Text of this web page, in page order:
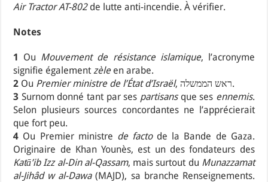
Air Tractor AT-802de lutte anti-incendie. À vérifier.
Notes
1 Ou Mouvement de résistance islamique, l’acronyme
signifie également zèleen arabe.
2 Ou Premier ministre de l’État d’Israël
, ראש הממשלה.
3 Surnom donné tant par ses partisansque ses ennemis.
Selon plusieurs sources concordantes ne l’apprécierait
que fort peu.
4 Ou Premier ministre de factode la Bande de Gaza.
Originaire de Khan Younès, est un des fondateurs des
Katā’ib Izz al-Din al-Qassam, mais surtout du Munazzamat
al-Jihâd w al-Dawa(MAJD), sa branche Renseignements.